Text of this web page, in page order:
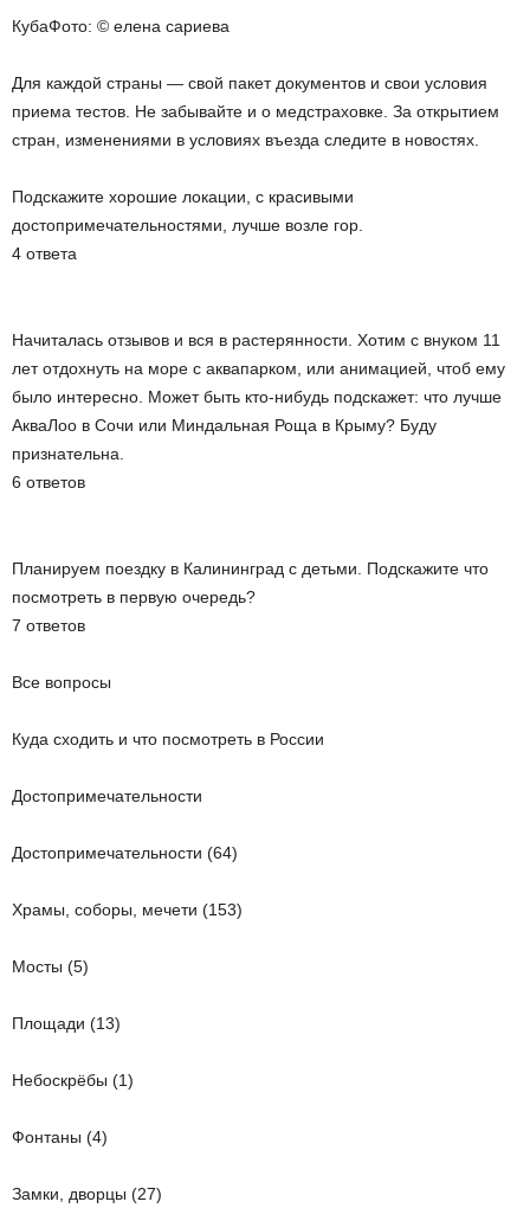
КубаФото: © елена сариева
Для каждой страны — свой пакет документов и свои условия
приема тестов. Не забывайте и о медстраховке. За открытием
стран, изменениями в условиях въезда следите в новостях.
Подскажите хорошие локации, с красивыми
достопримечательностями, лучше возле гор.
4 ответа
Начиталась отзывов и вся в растерянности. Хотим с внуком 11
лет отдохнуть на море с аквапарком, или анимацией, чтоб ему
было интересно. Может быть кто-нибудь подскажет: что лучше
АкваЛоо в Сочи или Миндальная Роща в Крыму? Буду
признательна.
6 ответов
Планируем поездку в Калининград с детьми. Подскажите что
посмотреть в первую очередь?
7 ответов
Все вопросы
Куда сходить и что посмотреть в России
Достопримечательности
Достопримечательности (64)
Храмы, соборы, мечети (153)
Мосты (5)
Площади (13)
Небоскрёбы (1)
Фонтаны (4)
Замки, дворцы (27)